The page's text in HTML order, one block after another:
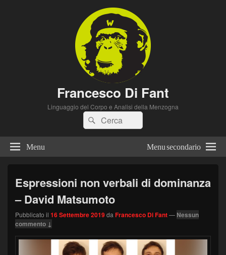
Francesco Di Fant
Linguaggio del Corpo e Analisi della Menzogna
Cerca:Cerca
Menu Menu secondario
Espressioni non verbali di dominanza
– David Matsumoto
Pubblicato il 16 Settembre 2019da Francesco Di Fant— Nessun
commento ↓